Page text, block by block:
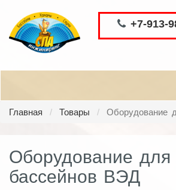
+7-913-
Главная
Товары Оборудование
Оборудование для
бассейнов ВЭД